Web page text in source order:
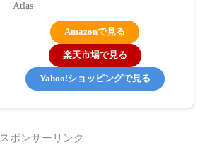
Atlas
Amazonで見る
楽天市場で見る
Yahoo!ショッピングで見る
スポンサーリンク